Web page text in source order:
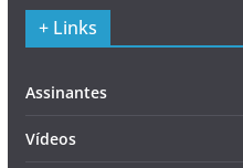
+ Links
Assinantes
Vídeos